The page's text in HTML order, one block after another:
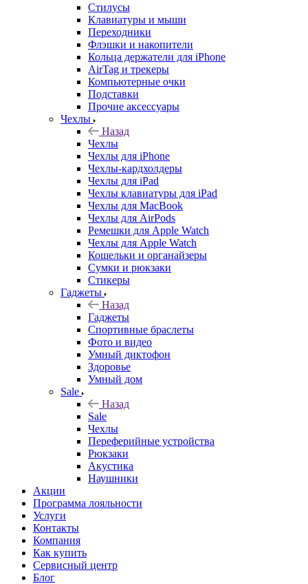
Стилусы
Клавиатуры и мыши
Переходники
Флэшки и накопители
Кольца держатели для iPhone
AirTag и трекеры
Компьютерные очки
Подставки
Прочие аксессуары
Чехлы
Назад
Чехлы
Чехлы для iPhone
Чехлы-кардхолдеры
Чехлы для iPad
Чехлы клавиатуры для iPad
Чехлы для MacBook
Чехлы для AirPods
Ремешки для Apple Watch
Чехлы для Apple Watch
Кошельки и органайзеры
Сумки и рюкзаки
Стикеры
Гаджеты
Назад
Гаджеты
Спортивные браслеты
Фото и видео
Умный диктофон
Здоровье
Умный дом
Sale
Назад
Sale
Чехлы
Переферийные устройства
Рюкзаки
Акустика
Наушники
Акции
Программа лояльности
Услуги
Контакты
Компания
Как купить
Сервисный центр
Блог